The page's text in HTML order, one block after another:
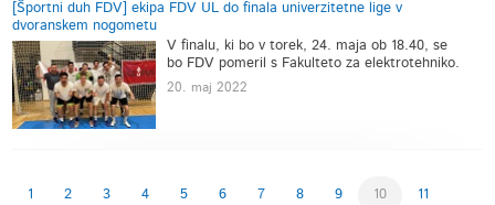
[Športni duh FDV] ekipa FDV UL do finala univerzitetne lige v
dvoranskem nogometu
V finalu, ki bo v torek, 24. maja ob 18.40, se
bo FDV pomeril s Fakulteto za elektrotehniko.
20. maj 2022
1 2 3 4 5 6 7 8 9 10 11